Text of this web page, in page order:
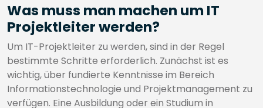
Was muss man machen um IT
Projektleiter werden?
Um IT-Projektleiter zu werden, sind in der Regel
bestimmte Schritte erforderlich. Zunächst ist es
wichtig, über fundierte Kenntnisse im Bereich
Informationstechnologie und Projektmanagement zu
verfügen. Eine Ausbildung oder ein Studium in